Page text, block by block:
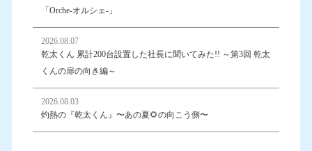
「Orche-オルシェ-」
2026.08.07
乾太くん 累計200台設置した社長に聞いてみた!! ～第3回 乾太
くんの扉の向き編～
2026.08.03
灼熱の『乾太くん』〜あの夏🌻の向こう側〜